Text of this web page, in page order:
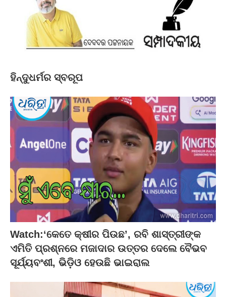
ହିନ୍ଦୁଧର୍ମର ସ୍ବରୂପ
Watch:‘କେତେ କ୍ଷୀର ପିଉଛ’, ରବି ଶାସ୍ତ୍ରୀଙ୍କ
ଏମିତି ପ୍ରଶ୍ନରେ ମଜାଦାର ଉତ୍ତର ଦେଲେ ବୈଭବ
ସୂର୍ଯ୍ୟବଂଶୀ, ଭିଡ଼ିଓ ହେଉଛି ଭାଇରାଲ